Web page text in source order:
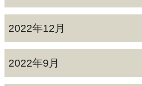
2022年12月
2022年9月